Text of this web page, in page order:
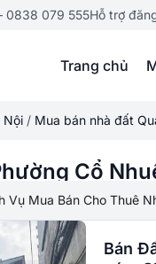
0838 079 555Hỗ trợ
Trang chủ
Nội / Mua bán nhà đất
Cổ
Vụ Mua Bán Cho Thuê
Bán